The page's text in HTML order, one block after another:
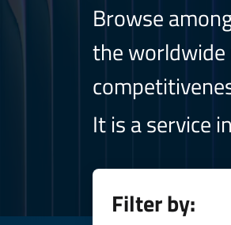
Browse
the
It is a service
Filter by: